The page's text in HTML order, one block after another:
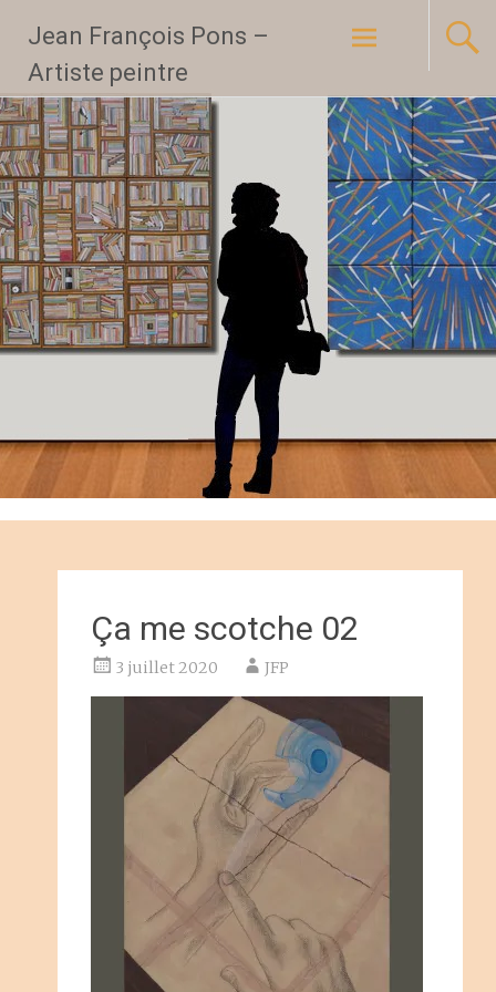
Jean François Pons –
Artiste peintre
Aller
au
principal
Ça me scotche 02
3 juillet 2020 JFP